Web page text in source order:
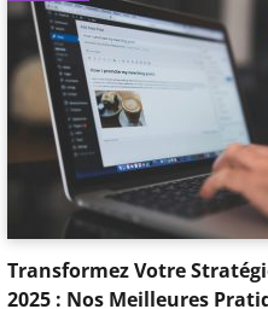
Transformez Votre
2025 : Nos Meilleures